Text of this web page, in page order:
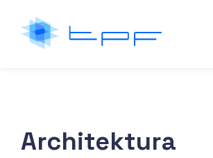
Architektura